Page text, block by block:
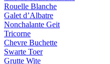
Rouelle Blanche
Galet d’Albatre
Nonchalante Geit
Tricorne
Chevre Buchette
Swarte Toer
Grutte Wite